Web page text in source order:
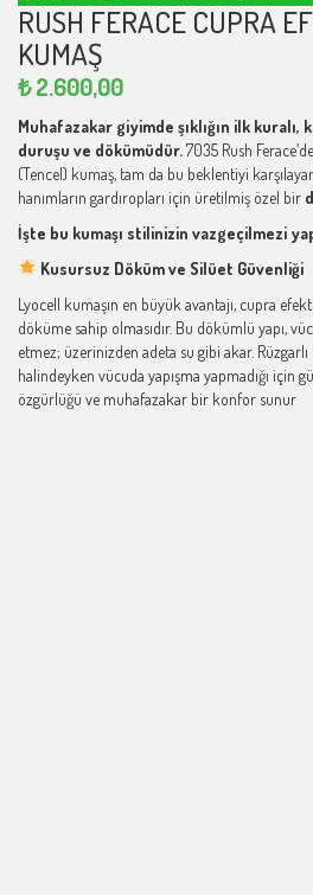
RUSH FERACE CUPRA
KUMAŞ
₺2.600,00
Muhafazakar giyimde şıklığın ilk
duruşu ve dökümüdür.7035 Rush
(Tencel) kumaş, tam da bu beklentiyi
hanımların gardıropları için üretilmiş özel bir
İşte bu kumaşı stilinizin vazgeçilmezi
Kusursuz Döküm ve Silüet Güvenliği
Lyocell kumaşın en büyük avantajı, cupra
döküme sahip olmasıdır. Bu dökümlü yapı,
etmez; üzerinizden adeta su gibi akar.
halindeyken vücuda yapışma yapmadığı için
özgürlüğü ve muhafazakar bir konfor sunur